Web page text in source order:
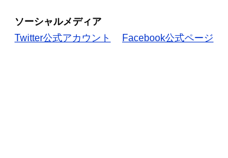
ソーシャルメディア
Twitter公式アカウント
Facebook公式ページ